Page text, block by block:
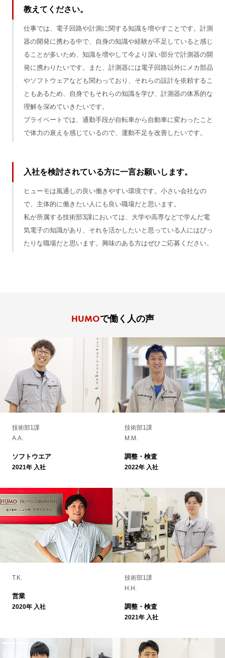
教えてください。
仕事では、電子回路や計測に関する知識を増やすことです。計測
器の開発に携わる中で、自身の知識や経験が不足していると感じ
ることが多いため、知識を増やして今より深い部分で計測器の開
発に携わりたいです。また、計測器には電子回路以外にメカ部品
やソフトウェアなども関わっており、それらの設計を依頼するこ
ともあるため、自身でもそれらの知識を学び、計測器の体系的な
理解を深めていきたいです。
プライベートでは、通勤手段が自転車から自動車に変わったこと
で体力の衰えを感じているので、運動不足を改善したいです。
入社を検討されている方に一言お願いします。
ヒューモは風通しの良い働きやすい環境です。小さい会社なの
で、主体的に働きたい人にも良い職場だと思います。
私が所属する技術部3課においては、大学や高専などで学んだ電
気電子の知識があり、それを活かしたいと思っている人にはぴっ
たりな職場だと思います。興味のある方はぜひご応募ください。
HUMOで働く人の声
技術部1課
A.A.
ソフトウエア
2021年 入社
技術部1課
M.M.
調整・検査
2022年 入社
T.K.
営業
2020年 入社
技術部1課
H.H.
調整・検査
2021年 入社